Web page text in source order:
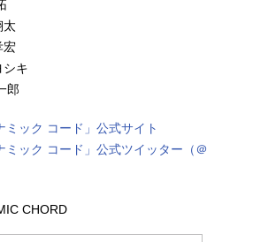
宏
キ
郎
ミック コード」公式サイト
ミック コード」公式ツイッター（＠
CHORD